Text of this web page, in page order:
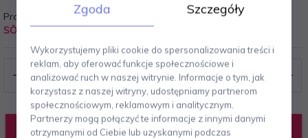
Producent:
SÖDAHL
DODAJ DO KOSZYKA
Zgoda Szczegóły
Wykorzystujemy pliki cookie do spersonalizowania treści i
reklam, aby oferować funkcje społecznościowe i
analizować ruch w naszej witrynie. Informacje o tym, jak
korzystasz z naszej witryny, udostępniamy partnerom
społecznościowym, reklamowym i analitycznym.
Partnerzy mogą połączyć te informacje z innymi danymi
otrzymanymi od Ciebie lub uzyskanymi podczas